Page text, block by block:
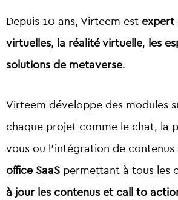
Depuis 10 ans, Virteem est expert
virtuelles, la réalité virtuelle, les
solutions de metaverse.
Virteem développe des modules
chaque projet comme le chat, la
vous ou l’intégration de contenus
office SaaS permettant à tous les
à jour les contenus et call to